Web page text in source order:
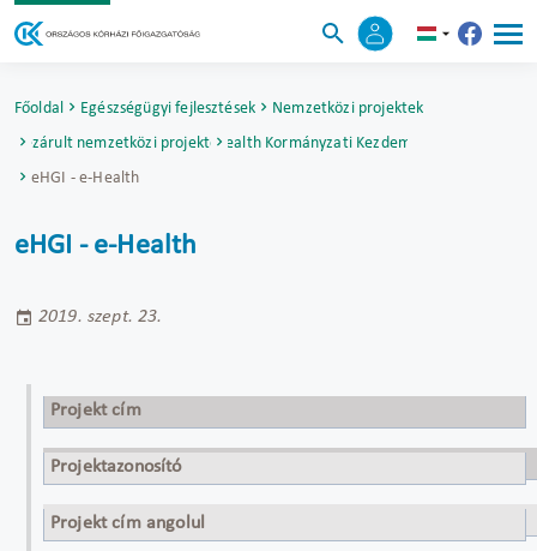
Főoldal Egészségügyi fejlesztések
Nemzetközi projektek
Lezárult nemzetközi projektekeHGI - e-Health Kormányzati Kezdeményezések
eHGI - e-Health
eHGI - e-Health
2019. szept. 23.
Projekt cím
eHGI - e-Health Kormányzati Kezdeményezések
Projektazonosító
2010 23 12
Projekt cím angolul